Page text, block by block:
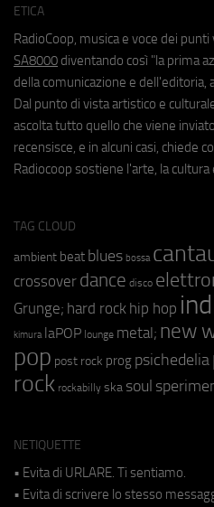
ETICA
RadioCoop, musica e voce dei
SA8000 diventando così "la prima
della comunicazione e dell'editoria,
Dal punto di vista artistico e
ascolta tutto quello che viene
recensisce, e in alcuni casi, chiede
Radiocoop sostiene l'arte, la
TAG CLOUD
ambient beat blues bossa
crossover dance disco
Grunge; hard rock hip hop
kimura laPOP lounge metal; new
pop post rock prog psichedelia
rock rockabilly ska soul
NETIQUETTE
• Evita di URLARE. Ti sentiamo.
• Evita di scrivere lo stesso